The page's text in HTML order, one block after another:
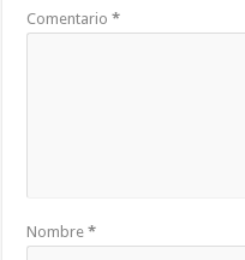
Comentario*
Nombre*